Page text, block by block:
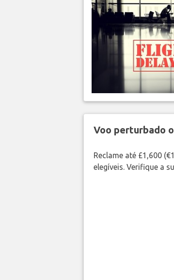
Voo perturbado
Reclame até £1,600
elegíveis. Verifique a